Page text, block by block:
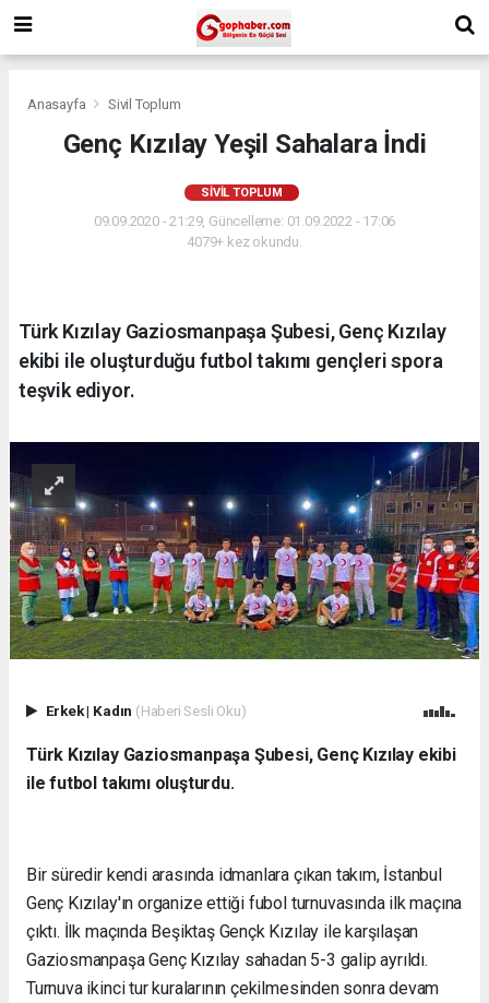
Anasayfa Sivil Toplum
Genç Kızılay Yeşil Sahalara İndi
SIVIL TOPLUM
09.09.2020 - 21:29, Güncelleme: 01.09.2022 - 17:06
4079+ kez okundu.
Türk Kızılay Gaziosmanpaşa Şubesi, Genç Kızılay
ekibi ile oluşturduğu futbol takımı gençleri spora
teşvik ediyor.
Erkek| Kadın (Haberi Sesli Oku)
Türk Kızılay Gaziosmanpaşa Şubesi, Genç Kızılay ekibi
ile futbol takımı oluşturdu.
Bir süredir kendi arasında idmanlara çıkan takım, İstanbul
Genç Kızılay'ın organize ettiği fubol turnuvasında ilk maçına
çıktı. İlk maçında Beşiktaş Gençk Kızılay ile karşılaşan
Gaziosmanpaşa Genç Kızılay sahadan 5-3 galip ayrıldı.
Turnuva ikinci tur kuralarının çekilmesinden sonra devam